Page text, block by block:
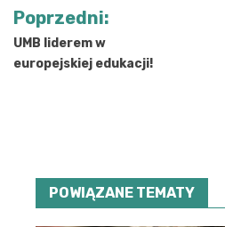
wpisu
Poprzedni:
UMB liderem w
europejskiej edukacji!
POWIĄZANE TEMATY